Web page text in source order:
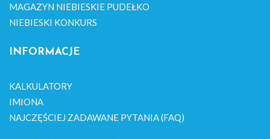
MAGAZYN NIEBIESKIE PUDEŁKO
NIEBIESKI KONKURS
INFORMACJE
KALKULATORY
IMIONA
NAJCZĘŚCIEJ ZADAWANE PYTANIA (FAQ)